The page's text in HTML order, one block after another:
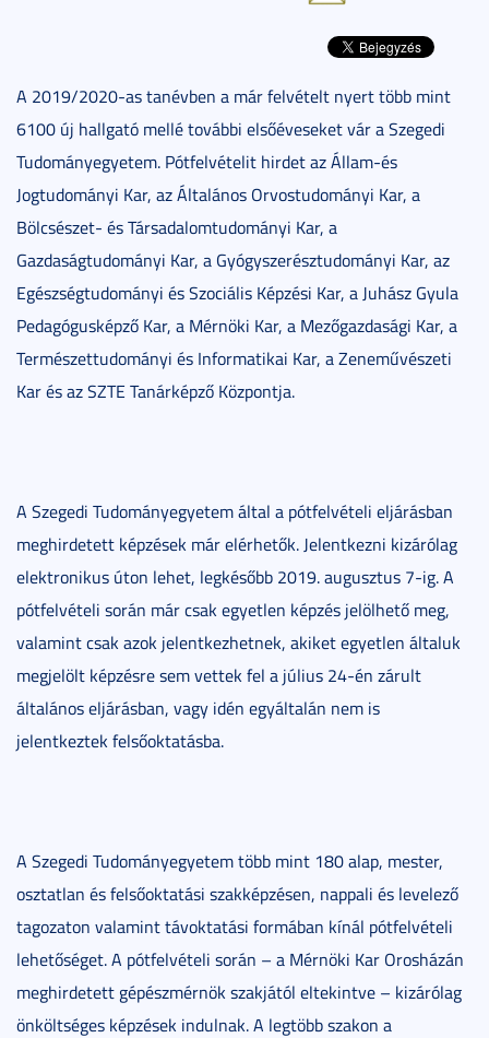
A 2019/2020-as tanévben a már felvételt nyert több mint
6100 új hallgató mellé további elsőéveseket vár a Szegedi
Tudományegyetem. Pótfelvételit hirdet az Állam-és
Jogtudományi Kar, az Általános Orvostudományi Kar, a
Bölcsészet- és Társadalomtudományi Kar, a
Gazdaságtudományi Kar, a Gyógyszerésztudományi Kar, az
Egészségtudományi és Szociális Képzési Kar, a Juhász Gyula
Pedagógusképző Kar, a Mérnöki Kar, a Mezőgazdasági Kar, a
Természettudományi és Informatikai Kar, a Zeneművészeti
Kar és az SZTE Tanárképző Központja.
A Szegedi Tudományegyetem által a pótfelvételi eljárásban
meghirdetett képzések már elérhetők. Jelentkezni kizárólag
elektronikus úton lehet, legkésőbb 2019. augusztus 7-ig. A
pótfelvételi során már csak egyetlen képzés jelölhető meg,
valamint csak azok jelentkezhetnek, akiket egyetlen általuk
megjelölt képzésre sem vettek fel a július 24-én zárult
általános eljárásban, vagy idén egyáltalán nem is
jelentkeztek felsőoktatásba.
A Szegedi Tudományegyetem több mint 180 alap, mester,
osztatlan és felsőoktatási szakképzésen, nappali és levelező
tagozaton valamint távoktatási formában kínál pótfelvételi
lehetőséget. A pótfelvételi során – a Mérnöki Kar Orosházán
meghirdetett gépészmérnök szakjától eltekintve – kizárólag
önköltséges képzések indulnak. A legtöbb szakon a